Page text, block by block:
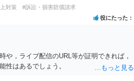
対策 #訴訟・損害賠償請求
役にたった
や，ライブ配信のURL等が証明できれば，
性はあるでしょう。